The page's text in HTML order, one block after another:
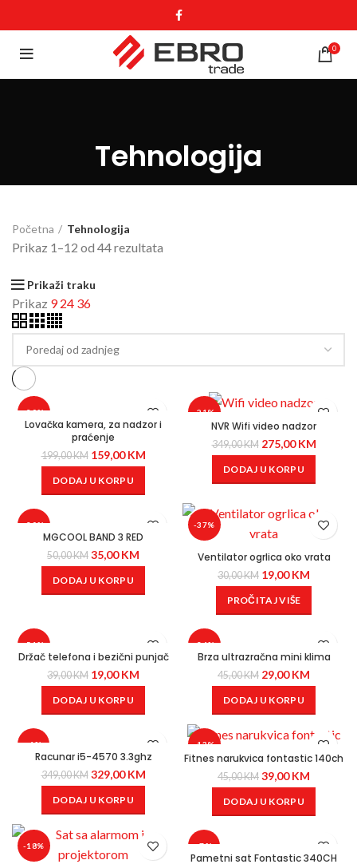
0
Tehnologija
Početna Tehnologija
Prikaz 1–12 od 44 rezultata
Prikaži traku
Prikaz 924 36
-20%
Lovačka kamera, za nadzor i
praćenje
199,00KM 159,00KM
DODAJ U KORPU
-21%
NVR Wifi video nadzor
349,00KM 275,00KM
DODAJ U KORPU
-30%
MGCOOL BAND 3 RED
50,00KM 35,00KM
DODAJ U KORPU
-37%
Ventilator ogrlica oko vrata
30,00KM 19,00KM
PROČITAJ VIŠE
-51%
Držač telefona i bezični punjač
39,00KM 19,00KM
DODAJ U KORPU
-36%
Brza ultrazračna mini klima
45,00KM 29,00KM
DODAJ U KORPU
-6%
Racunar i5-4570 3.3ghz
349,00KM 329,00KM
DODAJ U KORPU
-13%
Fitnes narukvica fontastic 140ch
45,00KM 39,00KM
DODAJ U KORPU
-18% -7%
Pametni sat Fontastic 340CH